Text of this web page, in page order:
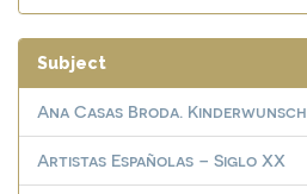
Subject
Ana Casas Broda. Kinderwunsch
Artistas Españolas – Siglo XX